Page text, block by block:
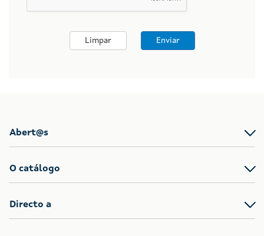
Limpar Enviar
Abert@s
O catálogo
Directo a